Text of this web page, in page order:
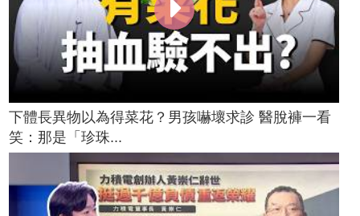
下體長異物以為得菜花？男孩嚇壞求診 醫脫褲一看
笑：那是「珍珠...